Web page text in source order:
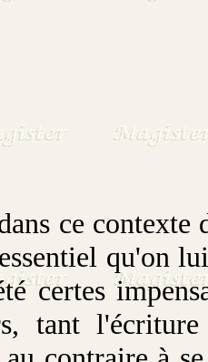
ce contexte
qu'on
certes
tant